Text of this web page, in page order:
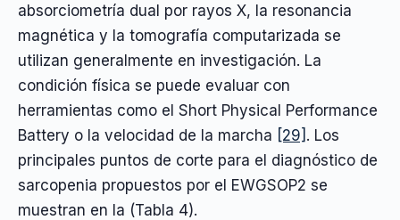
absorciometría dual por rayos X, la resonancia
magnética y la tomografía computarizada se
utilizan generalmente en investigación. La
condición física se puede evaluar con
herramientas como el Short Physical Performance
Battery o la velocidad de la marcha [29] . Los
principales puntos de corte para el diagnóstico de
sarcopenia propuestos por el EWGSOP2 se
muestran en la (Tabla 4).